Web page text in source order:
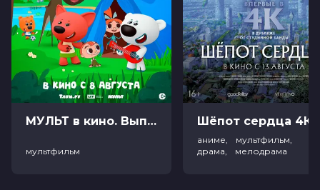
МУЛЬТ в кино. Выпуск №198. Некогда скучать (0+)
мультфильм
аниме, мультфильм,
драма, мелодрама